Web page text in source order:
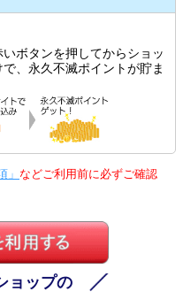
ボタンを押してからショッ
、永久不滅ポイントが貯ま
」 などご利用前に必ずご確認
ョップの